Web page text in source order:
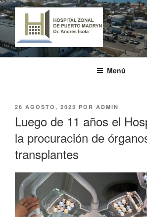
Ir
al
contenido
HOSPITAL ZONAL
"Dr. Andrés Ísola"
Menú
PUBLICADO
26 AGOSTO, 2025 POR ADMIN
Luego de 11 años el
la procuración de
transplantes